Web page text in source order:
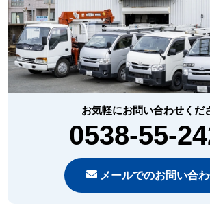
お気軽にお問い合わせくだ
0538-55-
メールでのお問い合